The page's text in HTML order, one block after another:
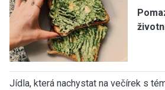
Jídla, která nachystat na večírek s